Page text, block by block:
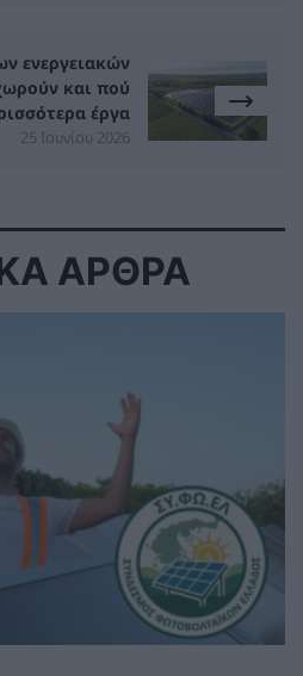
ενεργειακών
και πού
έργα
25 Ιουνίου 2026
ΑΡΘΡΑ